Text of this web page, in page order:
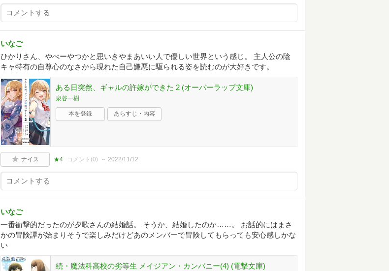
いなご
ひかりさん、やべーやつかと思いきやまあいい人で優しい世界という感じ。 主人公の陰
キャ特有の自尊心のなさから現れた自己嫌悪に駆られる姿を読むのが大好きです。
ある日突然、ギャルの許嫁ができた 2 (オーバーラップ文庫)
泉谷一樹
本を登録 あらすじ・内容
ナイス ★4 コメント(0) 2022/11/12
いなご
一番衝撃的だったのが夕歌さんの結婚話。 そうか、結婚したのか……。 お話的にはまさ
かの冒険譚が始まりそうで楽しみだけどあのメンバーで冒険してもらっても安心感しかな
い
続・魔法科高校の劣等生 メイジアン・カンパニー(4) (電撃文庫)